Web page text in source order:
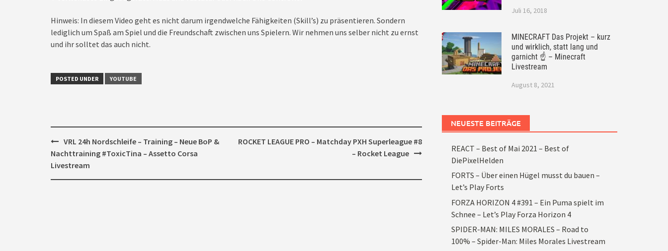
Hinweis: In diesem Video geht es nicht darum irgendwelche Fähigkeiten (Skill’s) zu präsentieren. Sondern
lediglich um Spaß am Spiel und die Freundschaft zwischen uns Spielern. Wir nehmen uns selber nicht zu ernst
und ihr solltet das auch nicht.
POSTED UNDER YOUTUBE
Post
navigation
VRL 24h Nordschleife – Training – Neue BoP &
Nachttraining #ToxicTina – Assetto Corsa
Livestream
ROCKET LEAGUE PRO – Matchday PXH Superleague #8
– Rocket League
Juli 16, 2018
MINECRAFT Das Projekt – kurz
und wirklich, statt lang und
garnicht ☝ – Minecraft
Livestream
August 8, 2021
NEUESTE BEITRÄGE
REACT – Best of Mai 2021 – Best of
DiePixelHelden
FORTS – Über einen Hügel musst du bauen –
Let’s Play Forts
FORZA HORIZON 4 #391 – Ein Puma spielt im
Schnee – Let’s Play Forza Horizon 4
SPIDER-MAN: MILES MORALES – Road to
100% – Spider-Man: Miles Morales Livestream